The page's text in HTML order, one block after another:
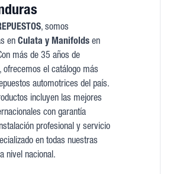
, somos
en Culata y Manifoldsen
más de 35 años de
ofrecemos el catálogo más
automotrices del país.
incluyen las mejores
con garantía
profesional y servicio
en todas nuestras
nivel nacional.